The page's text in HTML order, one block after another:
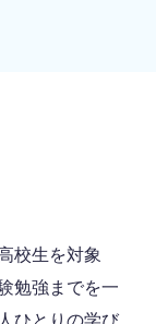
校生を対象
勉強までを一